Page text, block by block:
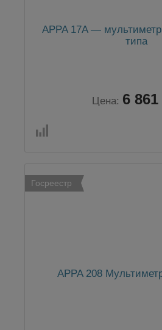
APPA 17A —
типа
Цена: 6 861
Госреестр
APPA 208